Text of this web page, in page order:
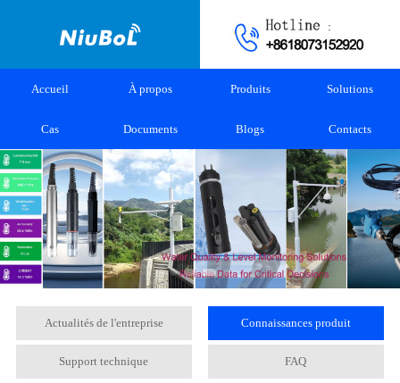
Accueil À propos Produits Solutions
Cas Documents Blogs Contacts
Actualités de l'entreprise Connaissances produit
Support technique FAQ